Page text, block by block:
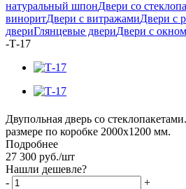
натуральный шпонДвери со
виноритДвери с витражамиДвери с
двериГлянцевые двериДвери с окном
-Т-17
Двупольная дверь со
размере по коробке 2000х1200 мм.
Подробнее
27 300 руб./шт
Нашли дешевле?
-
+